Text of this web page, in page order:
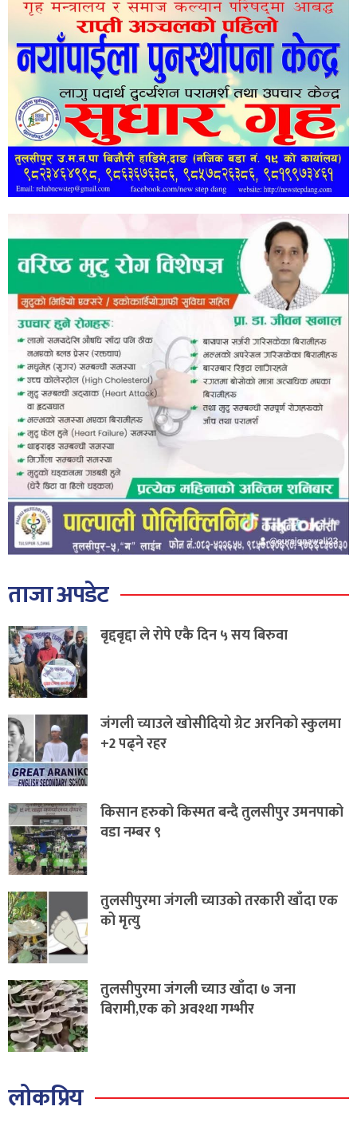
ताजा अपडेट
बृद्दबृद्दा ले रोपे एकै दिन ५ सय बिरुवा
जंगली च्याउले खोसीदियो ग्रेट अरनिको स्कुलमा
+2 पढ्ने रहर
किसान हरुको किस्मत बन्दै तुलसीपुर उमनपाको
वडा नम्बर ९
तुलसीपुरमा जंगली च्याउको तरकारी खाँदा एक
को मृत्यु
तुलसीपुरमा जंगली च्याउ खाँदा ७ जना
बिरामी,एक को अवश्था गम्भीर
लोकप्रिय